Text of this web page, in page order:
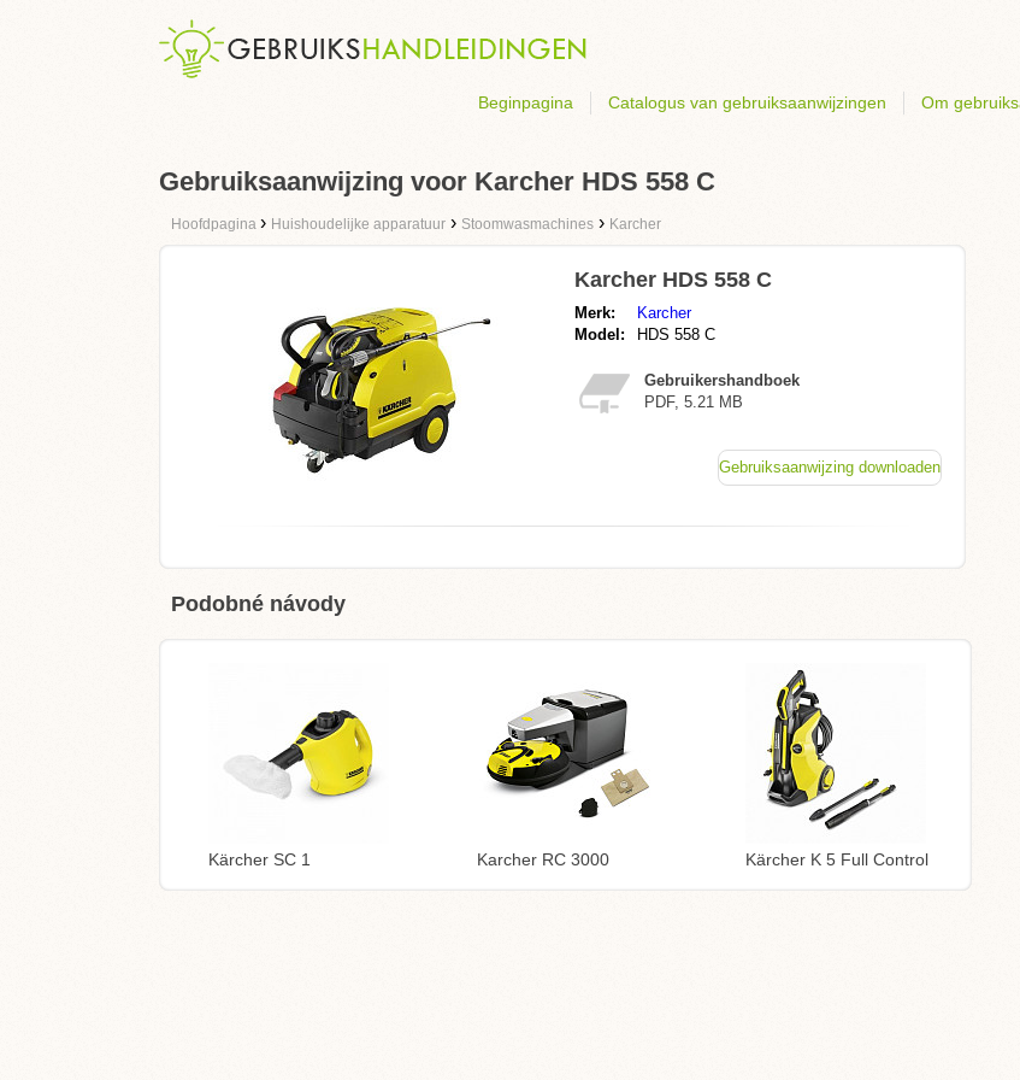
Beginpagina Catalogus van gebruiksaanwijzingen Om
Gebruiksaanwijzing voor Karcher HDS 558 C
Hoofdpagina › Huishoudelijke apparatuur › Stoomwasmachines › Karcher
Karcher HDS 558 C
Merk:
Karcher
Model:
HDS 558 C
Gebruikershandboek
PDF, 5.21 MB
Gebruiksaanwijzing downloaden
Podobné návody
Kärcher SC 1 Karcher RC 3000 Kärcher K 5 Full Control